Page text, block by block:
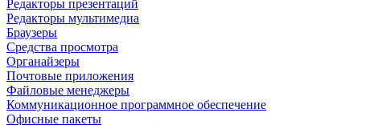
Редакторы презентаций
Редакторы мультимедиа
Браузеры
Средства просмотра
Органайзеры
Почтовые приложения
Файловые менеджеры
Коммуникационное программное обеспечение
Офисные пакеты